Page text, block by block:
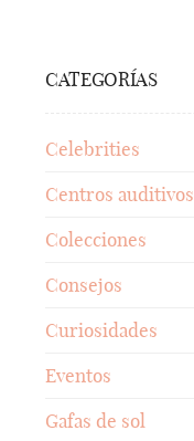
CATEGORÍAS
Celebrities
Centros auditivos
Colecciones
Consejos
Curiosidades
Eventos
Gafas de sol